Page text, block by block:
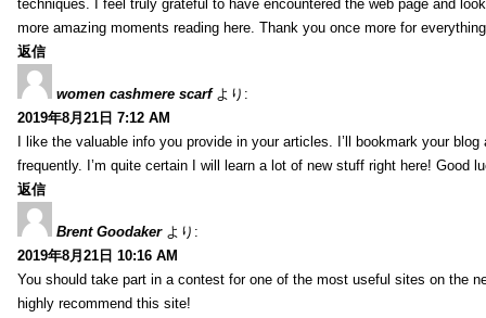
techniques. I feel truly grateful to have encountered the web page and
more amazing moments reading here. Thank you once more for
返信
women cashmere scarf より:
2019年8月21日 7:12 AM
I like the valuable info you provide in your articles. I’ll bookmark your blog
frequently. I’m quite certain I will learn a lot of new stuff right here! Good
返信
Brent Goodaker より:
2019年8月21日 10:16 AM
You should take part in a contest for one of the most useful sites on the
highly recommend this site!